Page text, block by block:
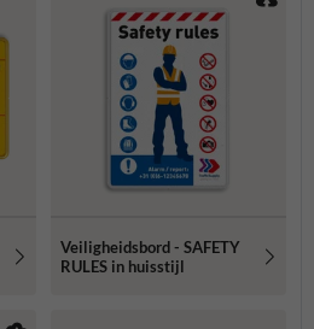
Veiligheidsbord - SAFETY
RULES in huisstijl